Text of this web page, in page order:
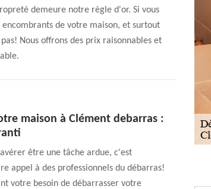
demeure notre règle d'or. Si vous
de votre maison, et surtout
Nous offrons des prix raisonnables et
maison à Clément debarras :
être une tâche ardue, c'est
appel à des professionnels du débarras!
votre besoin de débarrasser votre